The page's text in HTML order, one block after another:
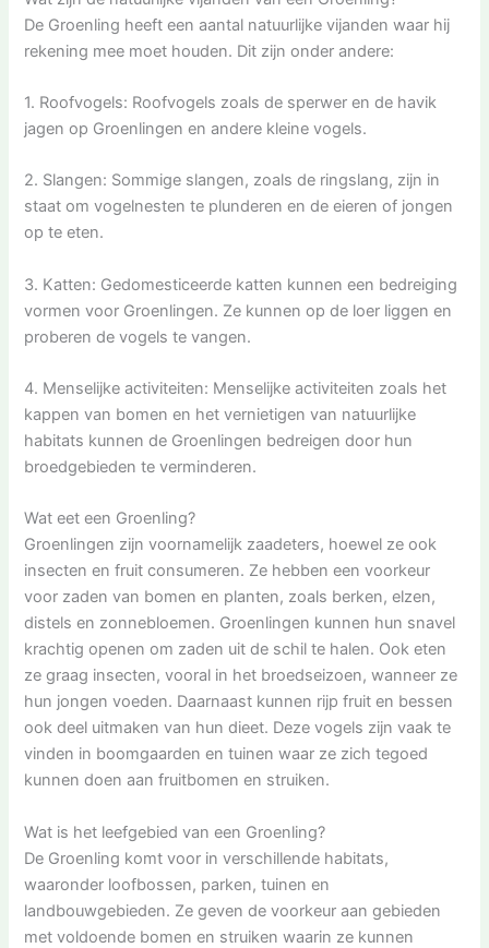
De Groenling heeft een aantal natuurlijke vijanden waar hij
rekening mee moet houden. Dit zijn onder andere:
1. Roofvogels: Roofvogels zoals de sperwer en de havik
jagen op Groenlingen en andere kleine vogels.
2. Slangen: Sommige slangen, zoals de ringslang, zijn in
staat om vogelnesten te plunderen en de eieren of jongen
op te eten.
3. Katten: Gedomesticeerde katten kunnen een bedreiging
vormen voor Groenlingen. Ze kunnen op de loer liggen en
proberen de vogels te vangen.
4. Menselijke activiteiten: Menselijke activiteiten zoals het
kappen van bomen en het vernietigen van natuurlijke
habitats kunnen de Groenlingen bedreigen door hun
broedgebieden te verminderen.
Wat eet een Groenling?
Groenlingen zijn voornamelijk zaadeters, hoewel ze ook
insecten en fruit consumeren. Ze hebben een voorkeur
voor zaden van bomen en planten, zoals berken, elzen,
distels en zonnebloemen. Groenlingen kunnen hun snavel
krachtig openen om zaden uit de schil te halen. Ook eten
ze graag insecten, vooral in het broedseizoen, wanneer ze
hun jongen voeden. Daarnaast kunnen rijp fruit en bessen
ook deel uitmaken van hun dieet. Deze vogels zijn vaak te
vinden in boomgaarden en tuinen waar ze zich tegoed
kunnen doen aan fruitbomen en struiken.
Wat is het leefgebied van een Groenling?
De Groenling komt voor in verschillende habitats,
waaronder loofbossen, parken, tuinen en
landbouwgebieden. Ze geven de voorkeur aan gebieden
met voldoende bomen en struiken waarin ze kunnen